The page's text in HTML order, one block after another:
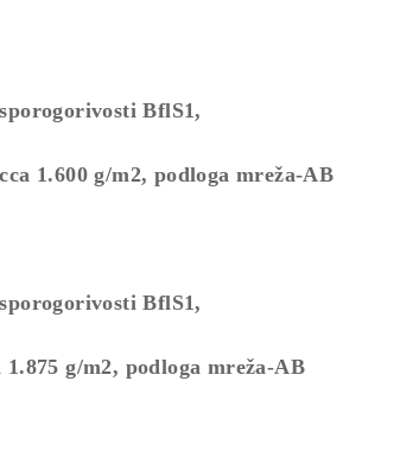
BflS1,
1.600 g/m2, podloga mreža-AB
BflS1,
g/m2, podloga mreža-AB